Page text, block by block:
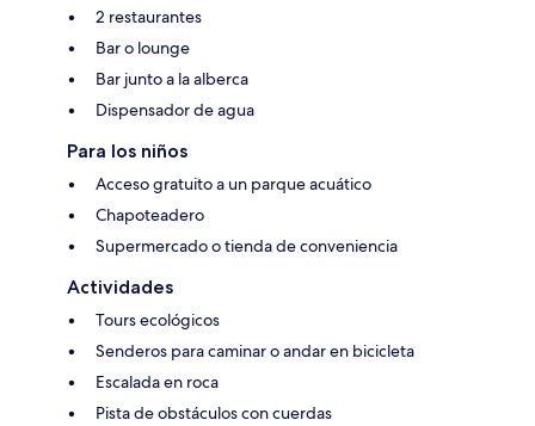
2 restaurantes
Bar o lounge
Bar junto a la alberca
Dispensador de agua
Para los niños
Acceso gratuito a un parque acuático
Chapoteadero
Supermercado o tienda de conveniencia
Actividades
Tours ecológicos
Senderos para caminar o andar en bicicleta
Escalada en roca
Pista de obstáculos con cuerdas